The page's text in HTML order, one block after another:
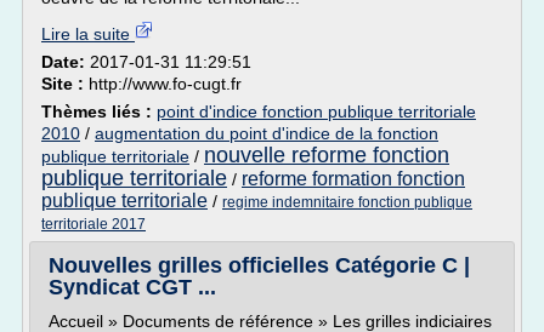
Lire la suite
Date: 2017-01-31 11:29:51
Site : http://www.fo-cugt.fr
Thèmes liés : point d'indice fonction publique territoriale
2010 / augmentation du point d'indice de la fonction
publique territoriale / nouvelle reforme fonction
publique territoriale / reforme formation fonction
publique territoriale / regime indemnitaire fonction publique
territoriale 2017
Nouvelles grilles officielles Catégorie C |
Syndicat CGT ...
Accueil » Documents de référence » Les grilles indiciaires